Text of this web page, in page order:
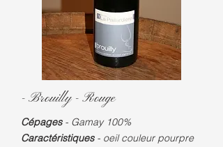
- Brouilly - Rouge
Cépages- Gamay 100%
Caractéristiques- oeil couleur pourpre